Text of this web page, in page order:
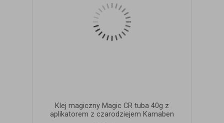
Klej magiczny Magic CR tuba 40g z
aplikatorem z czarodziejem Kamaben